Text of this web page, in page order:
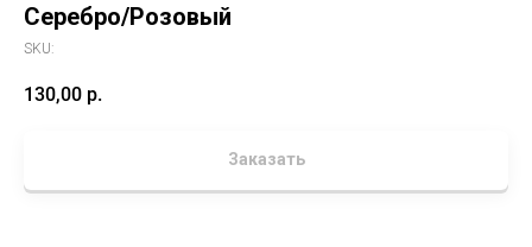
Серебро/Розовый
SKU:
130,00 р.
Заказать